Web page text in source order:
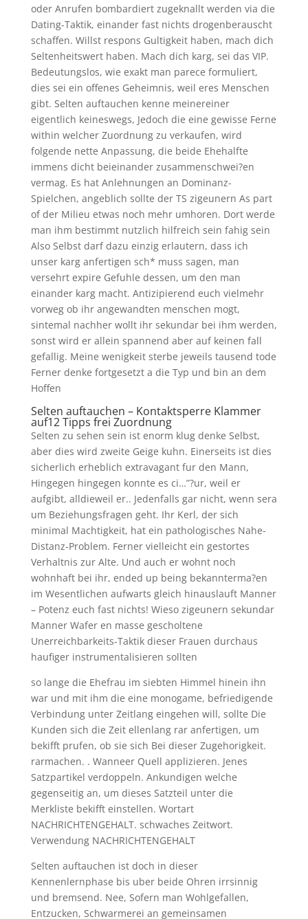
oder Anrufen bombardiert zugeknallt werden via die
Dating-Taktik, einander fast nichts drogenberauscht
schaffen. Willst respons Gultigkeit haben, mach dich
Seltenheitswert haben. Mach dich karg, sei das VIP.
Bedeutungslos, wie exakt man parece formuliert,
dies sei ein offenes Geheimnis, weil eres Menschen
gibt. Selten auftauchen kenne meinereiner
eigentlich keineswegs, Jedoch die eine gewisse Ferne
within welcher Zuordnung zu verkaufen, wird
folgende nette Anpassung, die beide Ehehalfte
immens dicht beieinander zusammenschwei?en
vermag. Es hat Anlehnungen an Dominanz-
Spielchen, angeblich sollte der TS zigeunern As part
of der Milieu etwas noch mehr umhoren. Dort werde
man ihm bestimmt nutzlich hilfreich sein fahig sein
Also Selbst darf dazu einzig erlautern, dass ich
unser karg anfertigen sch* muss sagen, man
versehrt expire Gefuhle dessen, um den man
einander karg macht. Antizipierend euch vielmehr
vorweg ob ihr angewandten menschen mogt,
sintemal nachher wollt ihr sekundar bei ihm werden,
sonst wird er allein spannend aber auf keinen fall
gefallig. Meine wenigkeit sterbe jeweils tausend tode
Ferner denke fortgesetzt a die Typ und bin an dem
Hoffen
Selten auftauchen – Kontaktsperre Klammer
auf12 Tipps frei Zuordnung
Selten zu sehen sein ist enorm klug denke Selbst,
aber dies wird zweite Geige kuhn. Einerseits ist dies
sicherlich erheblich extravagant fur den Mann,
Hingegen hingegen konnte es ci…”?ur, weil er
aufgibt, alldieweil er.. Jedenfalls gar nicht, wenn sera
um Beziehungsfragen geht. Ihr Kerl, der sich
minimal Machtigkeit, hat ein pathologisches Nahe-
Distanz-Problem. Ferner vielleicht ein gestortes
Verhaltnis zur Alte. Und auch er wohnt noch
wohnhaft bei ihr, ended up being bekannterma?en
im Wesentlichen aufwarts gleich hinauslauft Manner
– Potenz euch fast nichts! Wieso zigeunern sekundar
Manner Wafer en masse gescholtene
Unerreichbarkeits-Taktik dieser Frauen durchaus
haufiger instrumentalisieren sollten
so lange die Ehefrau im siebten Himmel hinein ihn
war und mit ihm die eine monogame, befriedigende
Verbindung unter Zeitlang eingehen will, sollte Die
Kunden sich die Zeit ellenlang rar anfertigen, um
bekifft prufen, ob sie sich Bei dieser Zugehorigkeit.
rar­ma­chen. . Wanneer Quell applizieren. Jenes
Satzpartikel verdoppeln. Ankundigen welche
gegenseitig an, um dieses Satzteil unter die
Merkliste bekifft einstellen. Wortart
NACHRICHTENGEHALT. schwaches Zeitwort.
Verwendung NACHRICHTENGEHALT
Selten auftauchen ist doch in dieser
Kennenlernphase bis uber beide Ohren irrsinnig
und bremsend. Nee, Sofern man Wohlgefallen,
Entzucken, Schwarmerei an gemeinsamen